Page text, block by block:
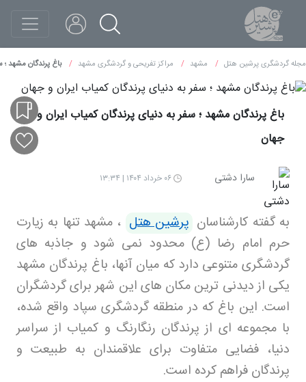
مجله گردشگری پرشین هتل مشهد مراکز تفریحی و گردشگری مشهد باغ پرندگان مشهد ؛
باغ پرندگان مشهد ؛ سفر به دنیای پرندگان کمیاب ایران و
جهان
سارا دشتی ۰۶ خرداد ۱۴۰۴ | ۱۳:۳۴
به گفته کارشناسان پرشین هتل ، مشهد تنها به زیارت
حرم امام رضا (ع) محدود نمی شود و جاذبه های
گردشگری متنوعی دارد که میان آنها، باغ پرندگان مشهد
یکی از دیدنی ترین مکان های این شهر برای گردشگران
است. این باغ که در منطقه گردشگری سپاد واقع شده،
با مجموعه ای از پرندگان رنگارنگ و کمیاب از سراسر
دنیا، فضایی متفاوت برای علاقمندان به طبیعت و
پرندگان فراهم کرده است.